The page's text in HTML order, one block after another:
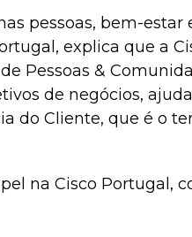
pessoas, bem-estar
explica que a
Pessoas &
de negócios,
do Cliente, que é o
na Cisco Portugal,